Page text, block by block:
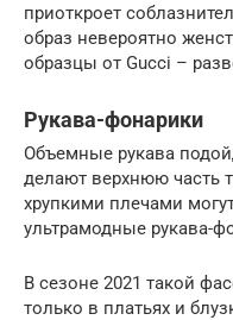
приоткроет
образ невероятно
образцы от Gucci –
Рукава-фонарики
Объемные рукава
делают верхнюю часть
хрупкими плечами
ультрамодные рукава-
В сезоне 2021 такой
только в платьях и